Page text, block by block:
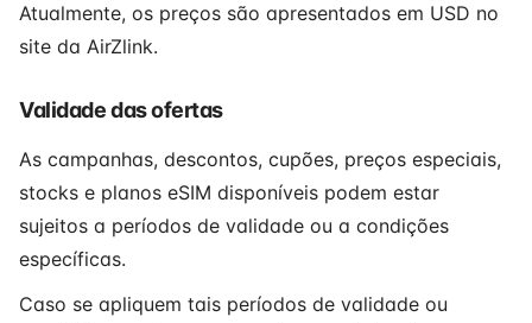
Atualmente, os preços são apresentados em USD no
site da AirZlink.
Validade das ofertas
As campanhas, descontos, cupões, preços especiais,
stocks e planos eSIM disponíveis podem estar
sujeitos a períodos de validade ou a condições
específicas.
Caso se apliquem tais períodos de validade ou